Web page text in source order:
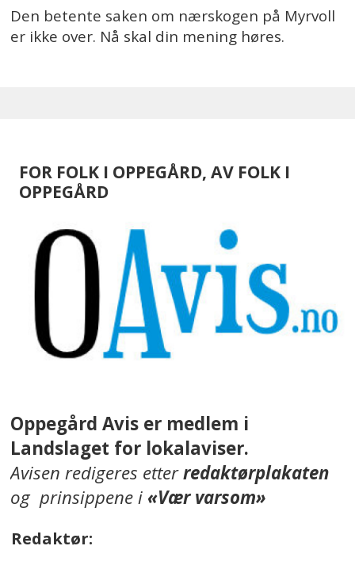
Den betente saken om nærskogen på Myrvoll
er ikke over. Nå skal din mening høres.
FOR FOLK I OPPEGÅRD, AV FOLK I
OPPEGÅRD
Oppegård Avis er medlem i
Landslaget for lokalaviser.
Avisen redigeres etterredaktørplakaten
og prinsippene i«Vær varsom»
Redaktør: